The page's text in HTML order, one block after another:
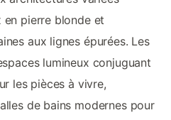
pierre blonde et
aux lignes épurées. Les
lumineux conjuguant
les pièces à vivre,
de bains modernes pour